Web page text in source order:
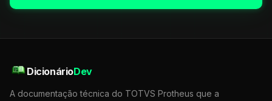
DicionárioDev
A documentação técnica do TOTVS Protheus que a